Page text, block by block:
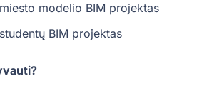
modelio BIM projektas
BIM projektas